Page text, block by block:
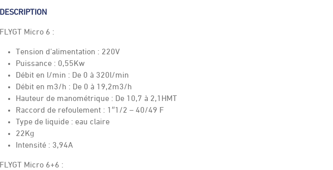
DESCRIPTION
FLYGT Micro 6 :
Tension d’alimentation : 220V
Puissance : 0,55Kw
Débit en l/min : De 0 à 320l/min
Débit en m3/h : De 0 à 19,2m3/h
Hauteur de manométrique : De 10,7 à 2,1HMT
Raccord de refoulement : 1″1/2 – 40/49 F
Type de liquide : eau claire
22Kg
Intensité : 3,94A
FLYGT Micro 6+6 :